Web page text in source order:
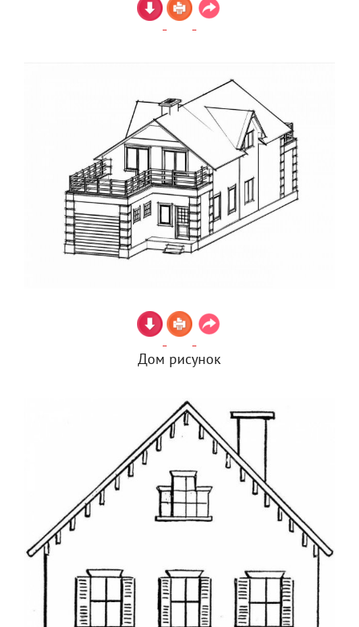
Дом рисунок